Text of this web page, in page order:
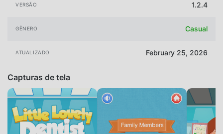
VERSÃO 1.2.4
GÊNERO Casual
ATUALIZADO February 25, 2026
Capturas de tela